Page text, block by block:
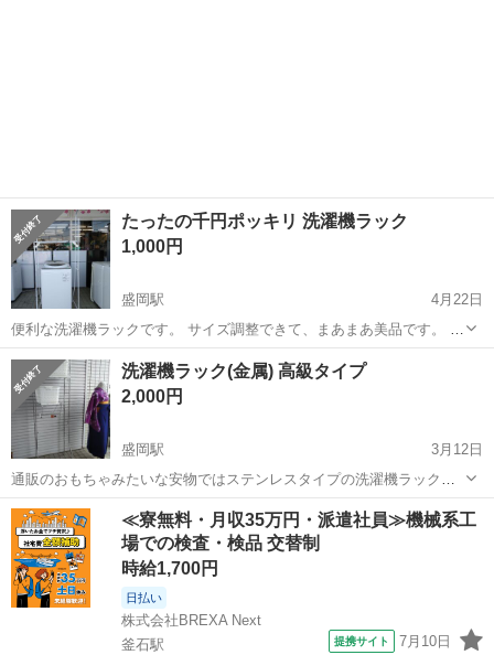
たったの千円ポッキリ 洗濯機ラック
1,000円
盛岡駅
4月22日
便利な洗濯機ラックです。 サイズ調整できて、まあまあ美品です。 品
物は知り合いの店舗に置いてあります。 (処分価格なので値引き交渉等
はスタッフとお願いいたします) これだと気にいればも...
岩手 盛岡市 盛岡駅 収納家具 ラック
洗濯機ラック(金属) 高級タイプ
2,000円
盛岡駅
3月12日
通販のおもちゃみたいな安物ではステンレスタイプの洗濯機ラックで
す。 写真の洗濯カゴは別売です。(高級タイプで1個300円です) いくら
安くしても、ここでは売れないのでかなり安くしたつもりで...
岩手 盛岡市 盛岡駅 収納家具 ラック
≪寮無料・月収35万円・派遣社員≫機械系工
場での検査・検品 交替制
時給1,700円
日払い
株式会社BREXA Next
釜石駅
提携サイト 7月10日